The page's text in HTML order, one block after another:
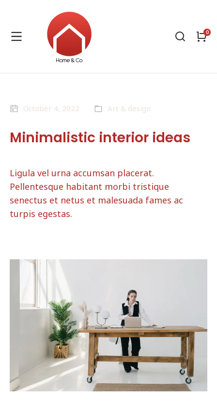
October 4, 2022 Art & design
Minimalistic interior ideas
Ligula vel urna accumsan placerat.
Pellentesque habitant morbi tristique
senectus et netus et malesuada fames ac
turpis egestas.